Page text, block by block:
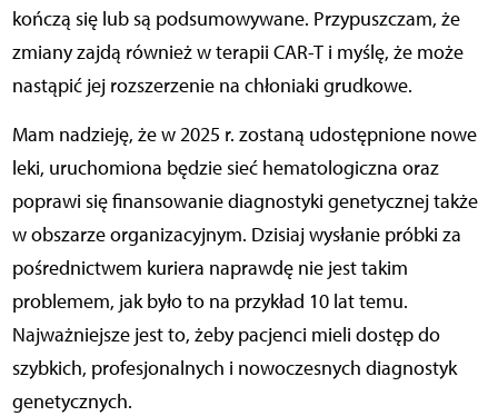
kończą się lub są podsumowywane. Przypuszczam, że
zmiany zajdą również w terapii CAR-T i myślę, że może
nastąpić jej rozszerzenie na chłoniaki grudkowe.
Mam nadzieję, że w 2025 r. zostaną udostępnione nowe
leki, uruchomiona będzie sieć hematologiczna oraz
poprawi się finansowanie diagnostyki genetycznej także
w obszarze organizacyjnym. Dzisiaj wysłanie próbki za
pośrednictwem kuriera naprawdę nie jest takim
problemem, jak było to na przykład 10 lat temu.
Najważniejsze jest to, żeby pacjenci mieli dostęp do
szybkich, profesjonalnych i nowoczesnych diagnostyk
genetycznych.